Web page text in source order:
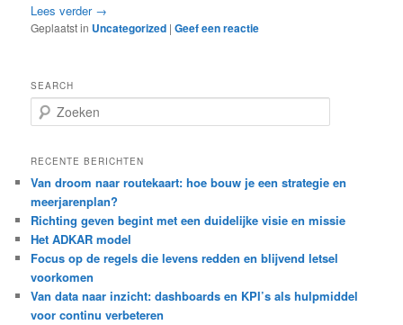
Lees verder →
Geplaatst in Uncategorized |Geef een reactie
SEARCH
o
k
n
RECENTE BERICHTEN
Van droom naar routekaart: hoe bouw je een strategie en
meerjarenplan?
Richting geven begint met een duidelijke visie en missie
Het ADKAR model
Focus op de regels die levens redden en blijvend letsel
voorkomen
Van data naar inzicht: dashboards en KPI’s als hulpmiddel
voor continu verbeteren